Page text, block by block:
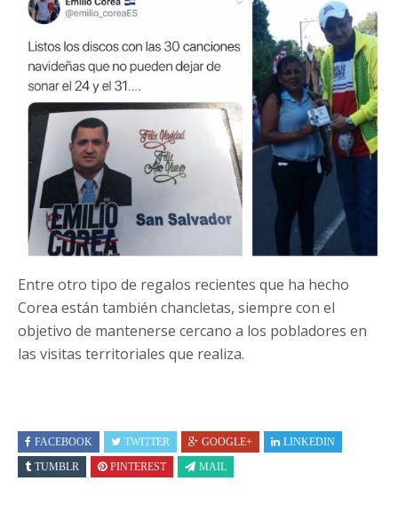
Entre otro tipo de regalos recientes que ha hecho
Corea están también chancletas, siempre con el
objetivo de mantenerse cercano a los pobladores en
las visitas territoriales que realiza.
FACEBOOK TWITTER GOOGLE+
LINKEDIN
TUMBLR
PINTEREST MAIL